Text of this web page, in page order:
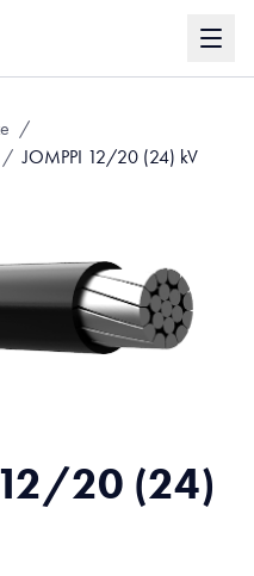
/
/ JOMPPI 12/20 (24) kV
20 (24)